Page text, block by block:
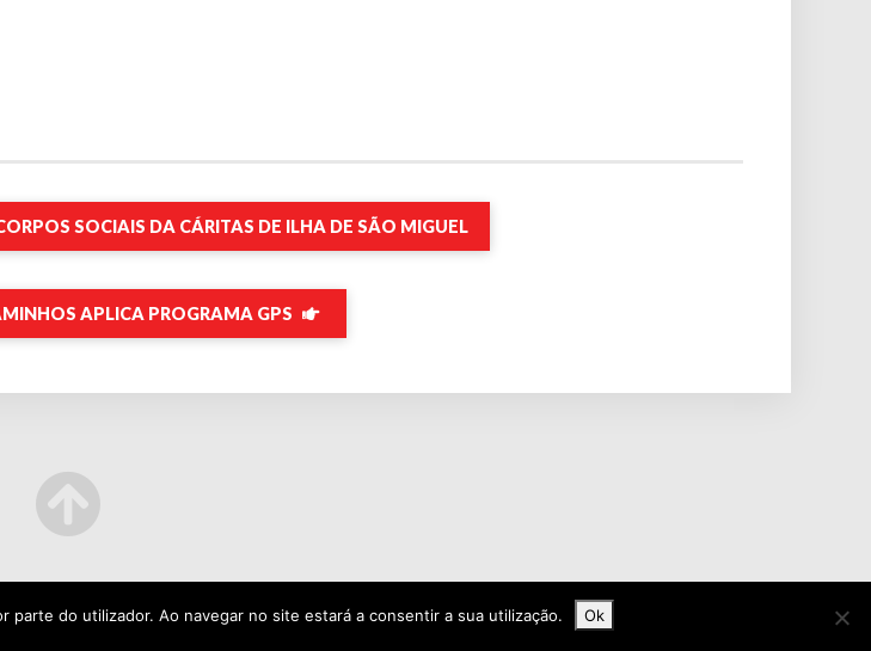
SOCIAIS DA CÁRITAS DE ILHA DE SÃO MIGUEL
APLICA PROGRAMA GPS
do utilizador. Ao navegar no site estará a consentir a sua utilização. Ok